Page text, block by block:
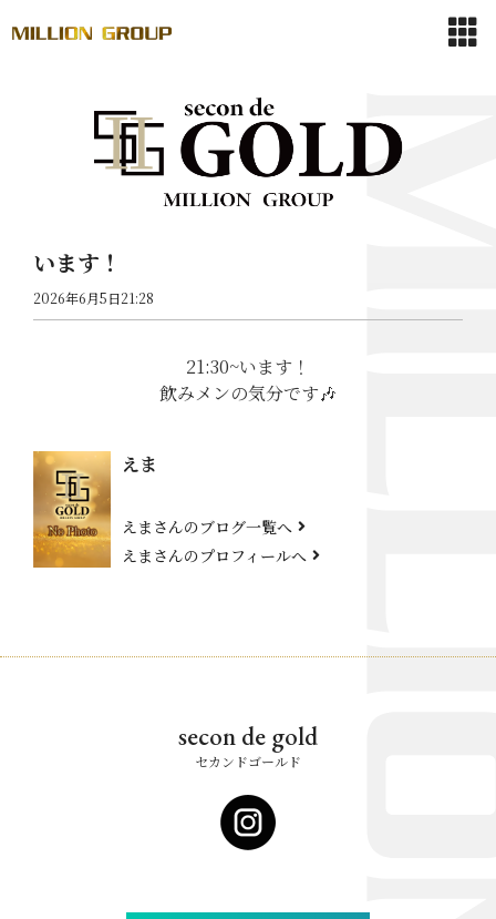
います！
2026年6月5日21:28
21:30~います！
飲みメンの気分です🎶
えま
えまさんのブログ一覧へ
えまさんのプロフィールへ
secon de gold
セカンドゴールド